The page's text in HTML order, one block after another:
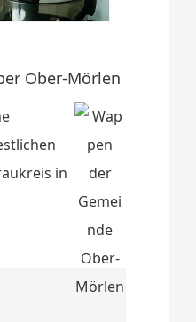
Ober-Mörlen
in